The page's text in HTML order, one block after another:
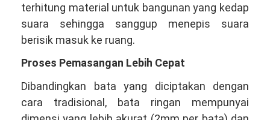
terhitung material untuk bangunan yang kedap
suara sehingga sanggup menepis suara
berisik masuk ke ruang.
Proses Pemasangan Lebih Cepat
Dibandingkan bata yang diciptakan dengan
cara tradisional, bata ringan mempunyai